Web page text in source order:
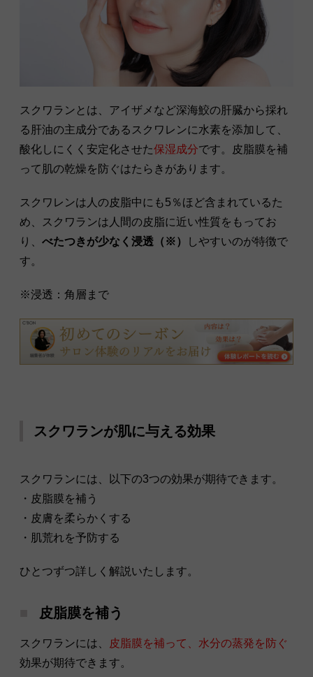
スクワランとは、アイザメなど深海鮫の肝臓から採れ
る肝油の主成分であるスクワレンに水素を添加して、
酸化しにくく安定化させた保湿成分です。皮脂膜を補
って肌の乾燥を防ぐはたらきがあります。
スクワレンは人の皮脂中にも5％ほど含まれているた
め、スクワランは人間の皮脂に近い性質をもってお
り、 べたつきが少なく浸透（※）
しやすいのが特徴で
す。
※浸透：角層まで
スクワランが肌に与える効果
スクワランには、以下の3つの効果が期待できます。
・皮脂膜を補う
・皮膚を柔らかくする
・肌荒れを予防する
ひとつずつ詳しく解説いたします。
皮脂膜を補う
スクワランには、
皮脂膜を補って、水分の蒸発を防ぐ
効果が期待できます。